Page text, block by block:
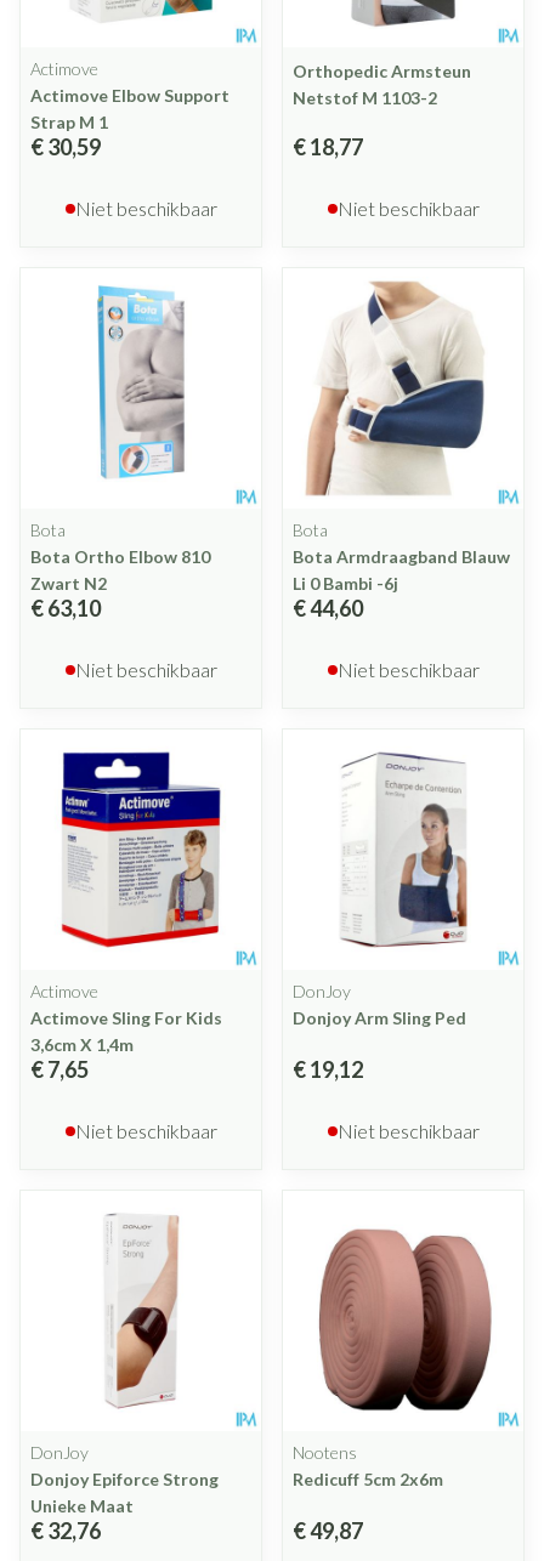
Actimove
Actimove Elbow Support
Strap M 1
€ 30,59
Niet beschikbaar
Orthopedic Armsteun
Netstof M 1103-2
€ 18,77
Niet beschikbaar
Bota
Bota Ortho Elbow 810
Zwart N2
€ 63,10
Niet beschikbaar
Bota
Bota Armdraagband Blauw
Li 0 Bambi -6j
€ 44,60
Niet beschikbaar
Actimove
Actimove Sling For Kids
3,6cm X 1,4m
€ 7,65
Niet beschikbaar
DonJoy
Donjoy Arm Sling Ped
€ 19,12
Niet beschikbaar
DonJoy
Donjoy Epiforce Strong
Unieke Maat
€ 32,76
Nootens
Redicuff 5cm 2x6m
€ 49,87